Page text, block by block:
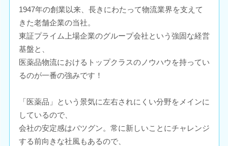
1947年の創業以来、長きにわたって物流業界を支えて
きた老舗企業の当社。
東証プライム上場企業のグループ会社という強固な経営
基盤と、
医薬品物流におけるトップクラスのノウハウを持ってい
るのが一番の強みです！
「医薬品」という景気に左右されにくい分野をメインに
しているので、
会社の安定感はバツグン。常に新しいことにチャレンジ
する前向きな社風もあるので、